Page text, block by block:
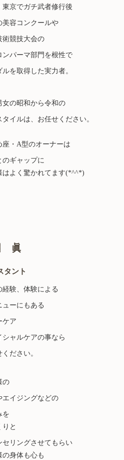
東京でガチ武者修行後
美容コンクールや
術競技大会の
ンパーマ部門を根性で
ルを取得した実力者。
女の昭和から令和の
タイルは、お任せください。
座・A型のオーナーは
のギャップに
はよく驚かれてます(*^^*)
眞
タント
経験、体験による
ューにもある
ケア
シャルケアの事なら
ださい。
の
エイジングなどの
を
りと
セリングさせてもらい
の身体も心も